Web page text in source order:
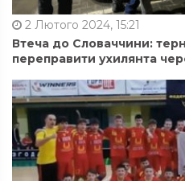
2 Лютого 2024, 15:21
Втеча до Словаччини:
переправити ухилянта